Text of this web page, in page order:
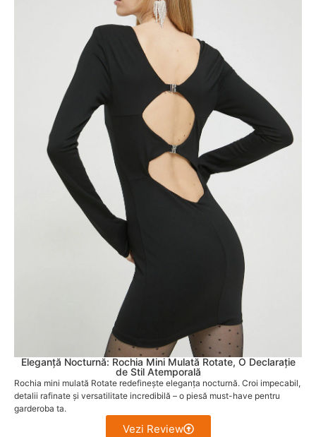
Eleganță Nocturnă: Rochia Mini Mulată Rotate, O Declarație
de Stil Atemporală
Rochia mini mulată Rotate redefinește eleganța nocturnă. Croi impecabil,
detalii rafinate și versatilitate incredibilă – o piesă must-have pentru
garderoba ta.
Vezi Review